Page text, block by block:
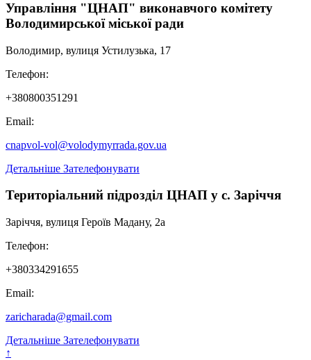
Управління "ЦНАП" виконавчого комітету
Володимирської міської ради
Володимир, вулиця Устилузька, 17
Телефон:
+380800351291
Email:
cnapvol-vol@volodymyrrada.gov.ua
Детальніше Зателефонувати
Територіальний підрозділ ЦНАП у с. Заріччя
Заріччя, вулиця Героїв Мадану, 2а
Телефон:
+380334291655
Email:
zaricharada@gmail.com
Детальніше Зателефонувати
↑